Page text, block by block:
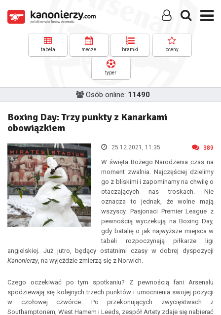
tabela mecze bramki oceny
typer
Osób online: 11490
Boxing Day: Trzy punkty z Kanarkami
obowiązkiem
25.12.2021, 11:35 389
W święta Bożego Narodzenia czas na
moment zwalnia. Najczęściej dzielimy
go z bliskimi i zapominamy na chwilę o
otaczających nas troskach. Nie
oznacza to jednak, że wolne mają
wszyscy. Pasjonaci Premier League z
pewnością wyczekują na Boxing Day,
gdy batalię o jak najwyższe miejsca w
tabeli rozpoczynają piłkarze ligi
angielskiej. Już jutro, będący ostatnimi czasy w dobrej dyspozycji
Kanonierzy, na wyjeździe zmierzą się z Norwich.
Czego oczekiwać po tym spotkaniu? Z pewnością fani Arsenalu
spodziewają się kolejnych trzech punktów i umocnienia swojej pozycji
w czołowej czwórce. Po przekonujących zwycięstwach z
Southamptonem, West Hamem i Leeds, zespół Artety zdaje się nabierać